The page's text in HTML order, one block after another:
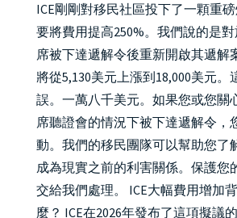
ICE剛剛對移民社區投下了一顆重
要將費用提高250%。我們說的是
席被下達遞解令後重新開啟其遞解
將從5,130美元上漲到18,000美元。
誤。一萬八千美元。如果您或您關
席聽證會的情況下被下達遞解令，
動。我們的移民團隊可以幫助您了
成為現實之前的利害關係。保護
交給我們處理。 ICE大幅費用增加
麼？ ICE在2026年發布了這項擬議